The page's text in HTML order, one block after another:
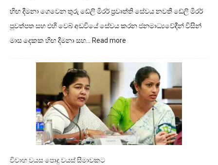
හිඟ දීමනා ගෙවෙන තුරු ඩේලි මිරර් ප්‍රවෘත්ති සේවය නවතී ඩේලි මිරර්
පුවත්පත සහ එහි වෙබ් අඩවියේ සේවය කරන ජනමාධ්‍යවේදීන් විසින්
මාස දෙකක හිඟ දීමනා සහ…
Read more
ගෙවනතුරු
ඩේලි
මිරර්
පුවත්
සේවය
නවතී.
විවාහ වයස පොදු වයස් සීමාවකට